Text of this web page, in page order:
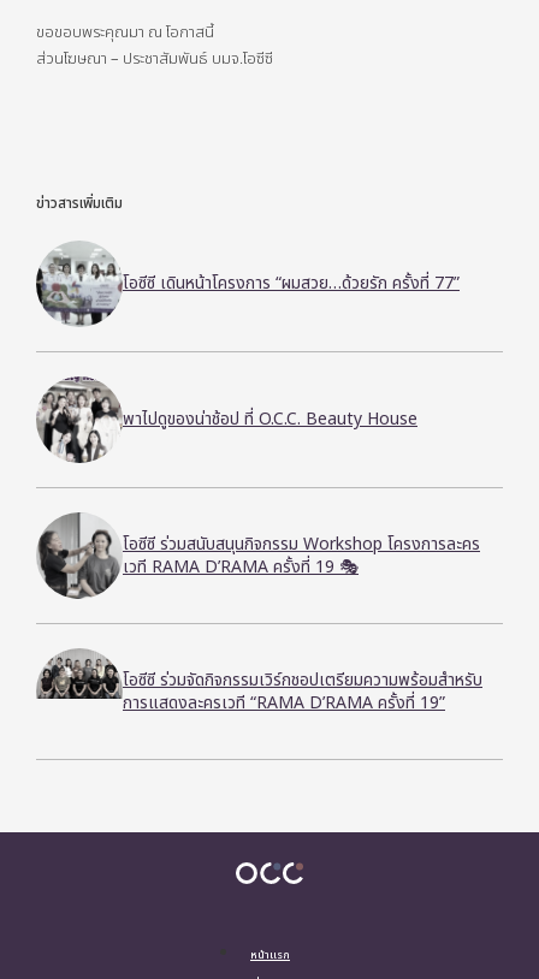
ขอขอบพระคุณมา ณ โอกาสนี้
ส่วนโฆษณา – ประชาสัมพันธ์ บมจ.โอซีซี
ข่าวสารเพิ่มเติม
โอซีซี เดินหน้าโครงการ “ผมสวย…ด้วยรัก ครั้งที่ 77”
พาไปดูของน่าช้อป ที่ O.C.C. Beauty House
โอซีซี ร่วมสนับสนุนกิจกรรม Workshop โครงการละคร
เวที RAMA D’RAMA ครั้งที่ 19 🎭
โอซีซี ร่วมจัดกิจกรรมเวิร์กชอปเตรียมความพร้อมสำหรับ
การแสดงละครเวที “RAMA D’RAMA ครั้งที่ 19”
หน้าแรก